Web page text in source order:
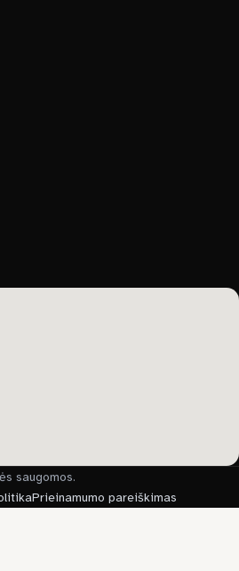
saugomos.
Prieinamumo pareiškimas